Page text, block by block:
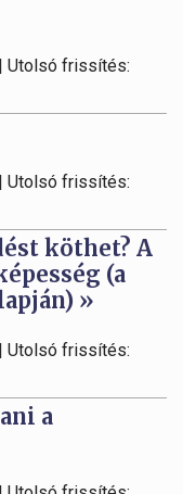
Utolsó frissítés:
Utolsó frissítés:
köthet? A
(a
»
Utolsó frissítés:
a